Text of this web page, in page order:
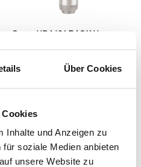
Über Cookies
Cookies
Inhalte und Anzeigen zu
soziale Medien anbieten
unsere Website zu
Graco HDA431 RAC X Heavy
sehen